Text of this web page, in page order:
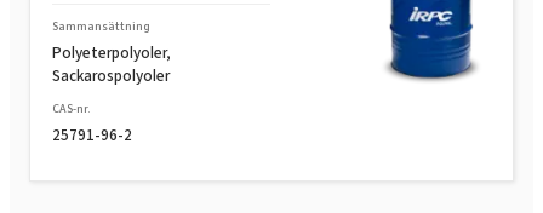
Sammansättning
Polyeterpolyoler,
Sackarospolyoler
CAS-nr.
25791-96-2